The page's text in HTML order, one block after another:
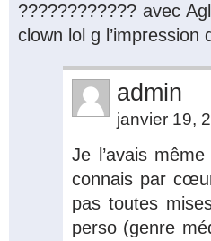
???????????? avec
clown lol g
admin
janvier 19,
Je l’avais
connais par
pas toutes
perso (genre